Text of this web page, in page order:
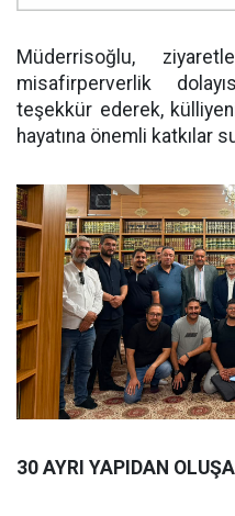
Müderrisoğlu,
misafirperverlik
teşekkür ederek,
hayatına önemli katkılar
30 AYRI YAPIDAN